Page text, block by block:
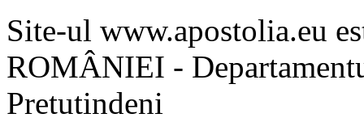
Site-ul www.apostolia.eu
ROMÂNIEI -
Pretutindeni